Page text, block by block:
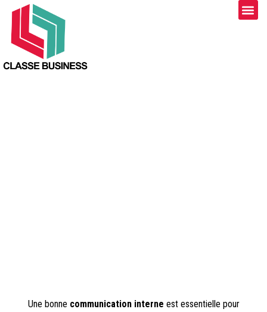
Une bonne communication interne est essentielle pour